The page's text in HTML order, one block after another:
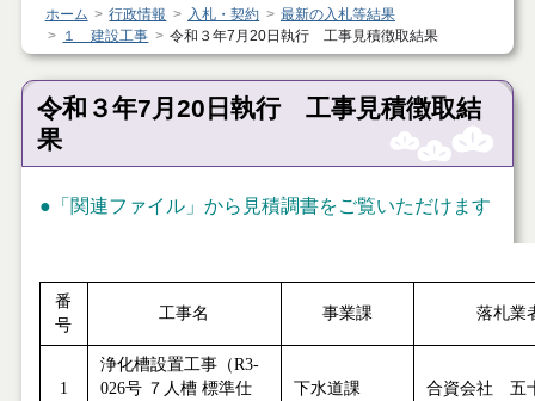
ホーム
行政情報 入札・契約
最新の入札等結果
１ 建設工事
令和３年7月20日執行 工事見積徴取結果
令和３年7月20日執行 工事見積徴取結
果
●「関連ファイル」から見積調書をご覧いただけます
番
号
工事名 事業課 落札業
1
浄化槽設置工事（R3-
026号 ７人槽 標準仕
下水道課 合資会社 五